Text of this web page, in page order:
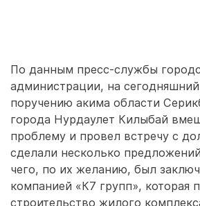
По данным пресс-службы
администрации, на
поручению акима области
города Нурдаулет Килыбай
проблему и провел встречу с
сделали несколько
чего, по их желанию, был
компанией «К7 групп», которая
строительство жилого